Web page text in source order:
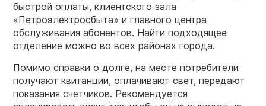
быстрой оплаты, клиентского зала
«Петроэлектросбыта» и главного центра
обслуживания абонентов. Найти подходящее
отделение можно во всех районах города.
Помимо справки о долге, на месте потребители
получают квитанции, оплачивают свет, передают
показания счетчиков. Рекомендуется